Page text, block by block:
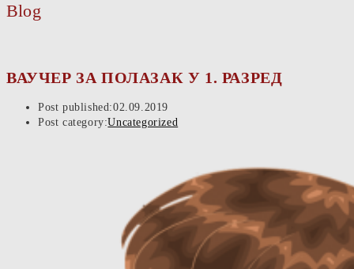
Blog
ВАУЧЕР ЗА ПОЛАЗАК У 1. РАЗРЕД
Post published:02.09.2019
Post category:Uncategorized